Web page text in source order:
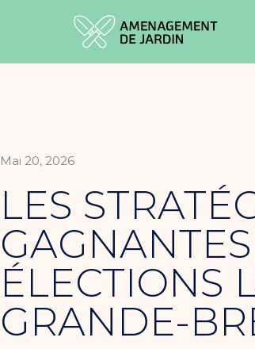
Mai 20, 2026
LES
ÉLECTIONS
GRANDE-